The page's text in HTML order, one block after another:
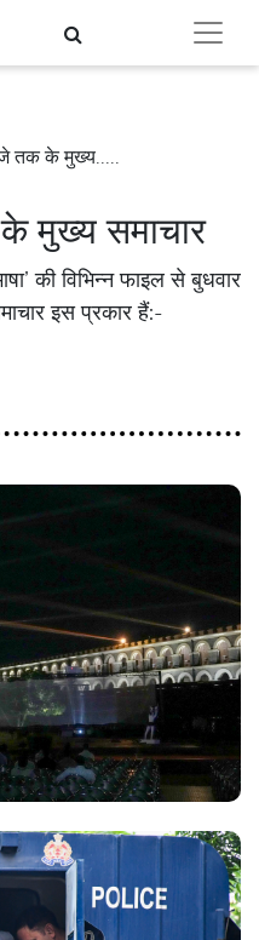
तक के मुख्य.....
मुख्य समाचार
की विभिन्न फाइल से बुधवार
इस प्रकार हैं:-